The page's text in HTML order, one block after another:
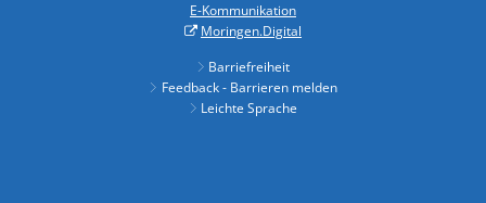
E-Kommunikation
Moringen.Digital
Barriefreiheit
Feedback - Barrieren melden
Leichte Sprache